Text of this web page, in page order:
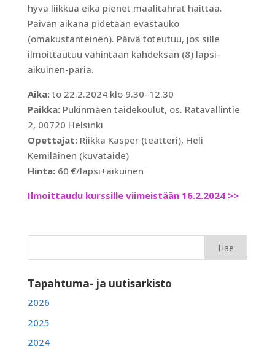
hyvä liikkua eikä pienet maalitahrat haittaa.
Päivän aikana pidetään evästauko
(omakustanteinen). Päivä toteutuu, jos sille
ilmoittautuu vähintään kahdeksan (8) lapsi-
aikuinen-paria.
Aika:to 22.2.2024 klo 9.30–12.30
Paikka:Pukinmäen taidekoulut, os. Ratavallintie
2, 00720 Helsinki
Opettajat:Riikka Kasper (teatteri), Heli
Kemiläinen (kuvataide)
Hinta:60 €/lapsi+aikuinen
Ilmoittaudu kurssille viimeistään 16.2.2024 >>
Tapahtuma- ja uutisarkisto
2026
2025
2024